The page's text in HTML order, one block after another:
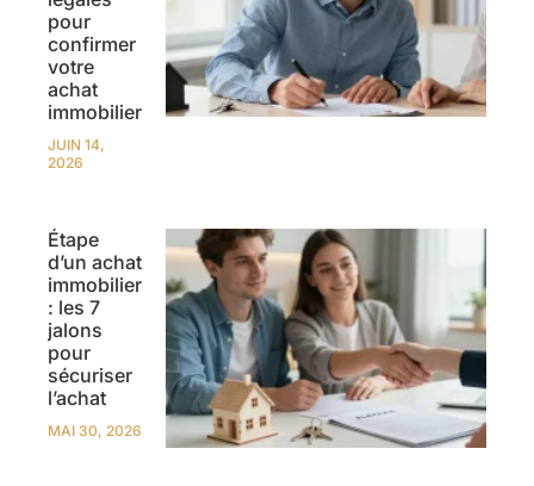
pour
confirmer
votre
achat
immobilier
JUIN 14,
2026
Étape
d’un achat
immobilier
: les 7
jalons
pour
sécuriser
l’achat
MAI 30, 2026